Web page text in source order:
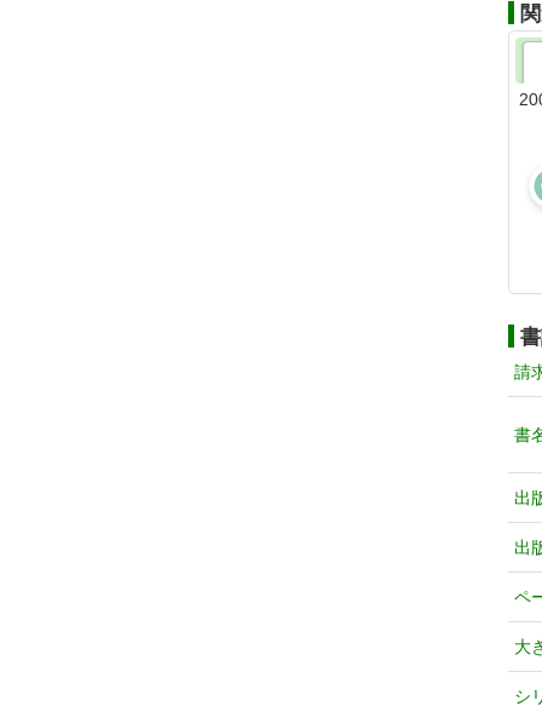
請
書
出
出
ペ
大
シ